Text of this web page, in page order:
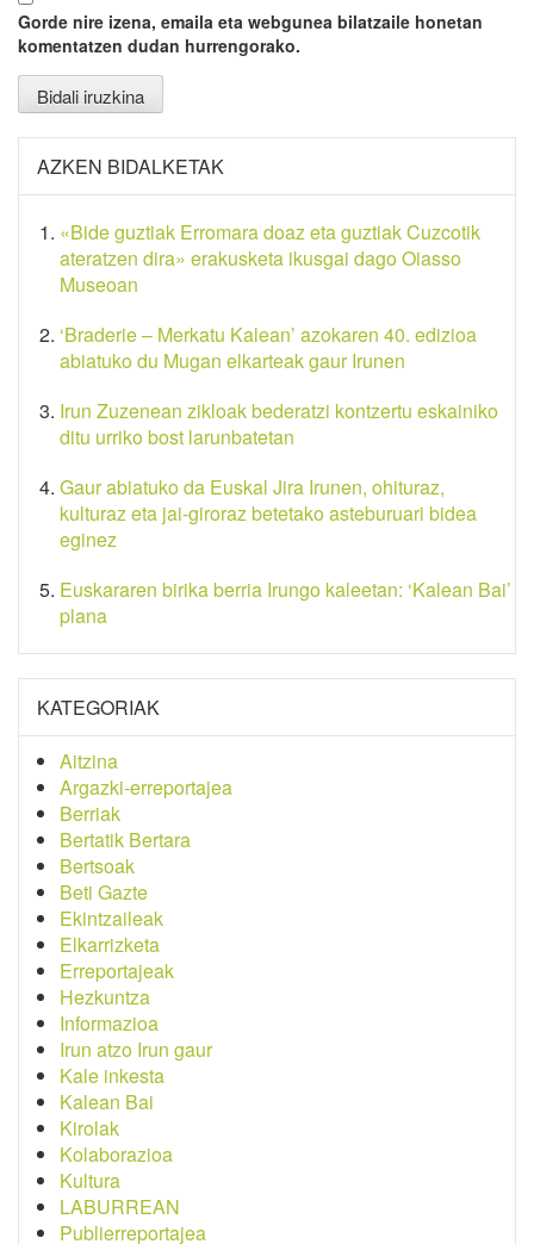
Gorde nire izena, emaila eta webgunea bilatzaile honetan
komentatzen dudan hurrengorako.
AZKEN BIDALKETAK
«Bide guztiak Erromara doaz eta guztiak Cuzcotik
ateratzen dira» erakusketa ikusgai dago Oiasso
Museoan
‘Braderie – Merkatu Kalean’ azokaren 40. edizioa
abiatuko du Mugan elkarteak gaur Irunen
Irun Zuzenean zikloak bederatzi kontzertu eskainiko
ditu urriko bost larunbatetan
Gaur abiatuko da Euskal Jira Irunen, ohituraz,
kulturaz eta jai-giroraz betetako asteburuari bidea
eginez
Euskararen birika berria Irungo kaleetan: ‘Kalean Bai’
plana
KATEGORIAK
Aitzina
Argazki-erreportajea
Berriak
Bertatik Bertara
Bertsoak
Beti Gazte
Ekintzaileak
Elkarrizketa
Erreportajeak
Hezkuntza
Informazioa
Irun atzo Irun gaur
Kale inkesta
Kalean Bai
Kirolak
Kolaborazioa
Kultura
LABURREAN
Publierreportajea